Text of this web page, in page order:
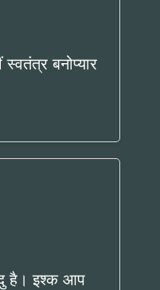
स्वतंत्र बनोप्यार
है। इश्क आप